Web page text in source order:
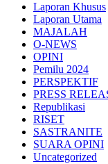
Laporan Khusus
Laporan Utama
MAJALAH
O-NEWS
OPINI
Pemilu 2024
PERSPEKTIF
PRESS
Republikasi
RISET
SASTRANITE
SUARA OPINI
Uncategorized